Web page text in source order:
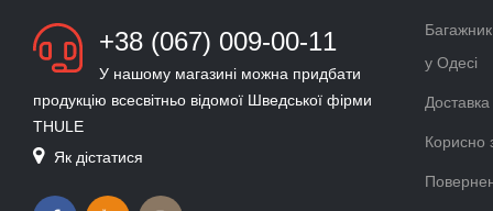
+38 (067) 009-00-11
У нашому магазині можна придбати
продукцію всесвітньо відомої Шведської фірми
THULE
Як дістатися
у Одесі
Доставка
Корисно
БАГАЖНИК ДЛЯ ЛИЖ ТА
СНОУБОРДУ
Докладніше >>
ВЕЛОКРІПЛЕННЯ ФАРКОП